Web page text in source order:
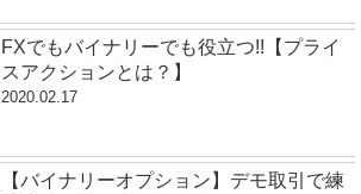
FXでもバイナリーでも役立つ!!【プライ
スアクションとは？】
2020.02.17
【バイナリーオプション】デモ取引で練